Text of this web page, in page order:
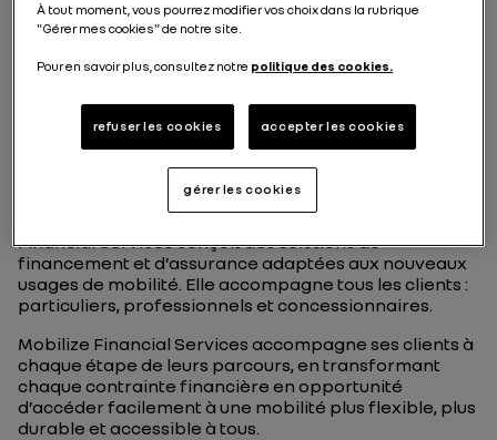
marques du Groupe – et également de Nissan et
Mitsubishi – contribue à leur performance et à
l’amélioration de la satisfaction des clients.
Accompagner tous les
clients du Groupe dans
leurs besoins de mobilité
Financial Services conçoit des solutions de
financement et d’assurance adaptées aux nouveaux
usages de mobilité. Elle accompagne tous les clients :
particuliers, professionnels et concessionnaires.
Mobilize Financial Services accompagne ses clients à
chaque étape de leurs parcours, en transformant
chaque contrainte financière en opportunité
d’accéder facilement à une mobilité plus flexible, plus
durable et accessible à tous.
À tout moment, vous pourrez modifier vos choix dans la rubrique
"Gérer mes cookies" de notre site.
Pour en savoir plus, consultez notre politique des cookies.
refuser les cookies accepter les cookies
gérer les cookies